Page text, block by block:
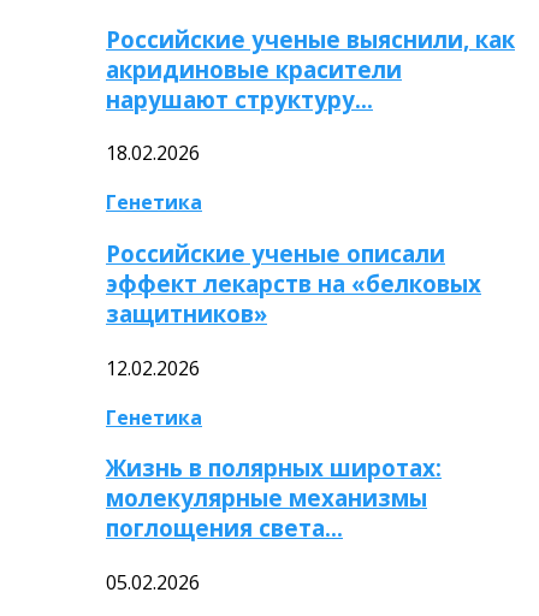
Российские ученые выяснили, как
акридиновые красители
нарушают структуру…
18.02.2026
Генетика
Российские ученые описали
эффект лекарств на «белковых
защитников»
12.02.2026
Генетика
Жизнь в полярных широтах:
молекулярные механизмы
поглощения света…
05.02.2026